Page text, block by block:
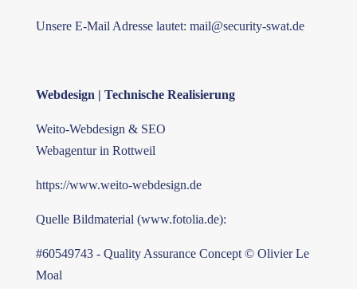
Unsere E-Mail Adresse lautet: mail@security-swat.de
Webdesign | Technische Realisierung
Weito-Webdesign & SEO
Webagentur in Rottweil
https://www.weito-webdesign.de
Quelle Bildmaterial (www.fotolia.de):
#60549743 - Quality Assurance Concept © Olivier Le
Moal